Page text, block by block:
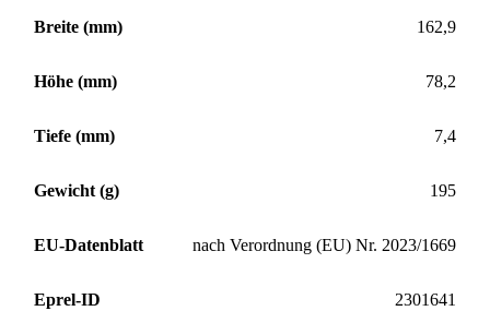
Breite (mm) 162,9
Höhe (mm) 78,2
Tiefe (mm) 7,4
Gewicht (g) 195
EU-Datenblatt nach Verordnung (EU) Nr. 2023/1669
Eprel-ID 2301641